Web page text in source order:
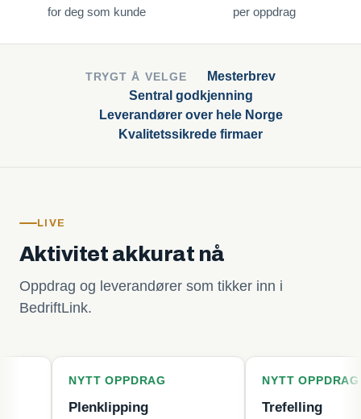
for deg som kunde per oppdrag
TRYGT Å VELGE
Mesterbrev
Sentral godkjenning
Leverandører over hele Norge
Kvalitetssikrede firmaer
LIVE
Aktivitet akkurat nå
Oppdrag og leverandører som tikker inn i
BedriftLink.
NYTT OPPDRAG
Plenklipping
NYTT OPPDRAG
Trefelling